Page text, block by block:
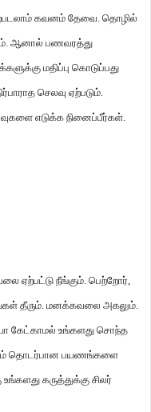
கவனம் தேவை. தொழில்
. ஆனால் பணவரத்து
மதிப்பு கொடுப்பது
செலவு ஏற்படும்.
எடுக்க நினைப்பீர்கள்.
ஏற்பட்டு நீங்கும். பெற்றோர்,
தீரும். மனக்கவலை அகலும்.
உங்களது சொந்த
தொடர்பான பயணங்களை
கருத்துக்கு சிலர்